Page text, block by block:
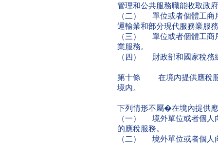
管理和公共服務職能收取政
（二） 單位或者個體工商
運輸業和部分現代服務業服
（三） 單位或者個體工商
業服務。
（四） 財政部和國家稅務
第十條 在境內提供應稅服
境內。
下列情形不屬�在境內提供
（一） 境外單位或者個人
的應稅服務。
（二） 境外單位或者個人